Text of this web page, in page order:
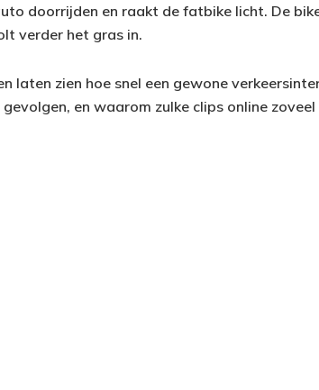
doorrijden en raakt de fatbike licht. De
verder het gras in.
laten zien hoe snel een gewone
en waarom zulke clips online